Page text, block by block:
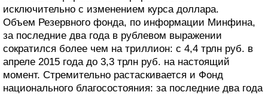
исключительно с изменением курса доллара.
Объем Резервного фонда, по информации Минфина,
за последние два года в рублевом выражении
сократился более чем на триллион: с 4,4 трлн руб. в
апреле 2015 года до 3,3 трлн руб. на настоящий
момент. Стремительно растаскивается и Фонд
национального благосостояния: за последние два года